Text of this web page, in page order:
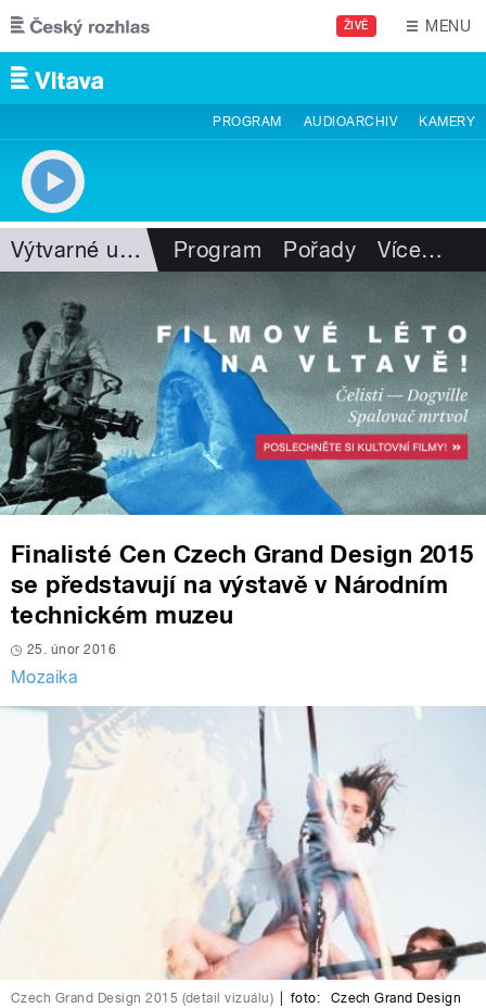
Přejít k hlavnímu obsahu
ŽIVĚ MENU
PROGRAM AUDIOARCHIV KAMERY
Výtvarné umění Program Pořady Více…
Finalisté Cen Czech Grand Design 2015
se představují na výstavě v Národním
technickém muzeu
25. únor 2016
Mozaika
Czech Grand Design 2015 (detail vizuálu) foto: Czech Grand Design